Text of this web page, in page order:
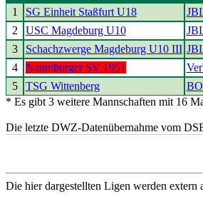
1
SG Einheit Staßfurt U18
2
USC Magdeburg U10
3
Schachzwerge Magdeburg U10 III
4
Naumburger SV 1951
5
TSG Wittenberg
* Es gibt 3 weitere Mannschaften mit 16
Die letzte DWZ-Datenübernahme vom
Die hier dargestellten Ligen werden